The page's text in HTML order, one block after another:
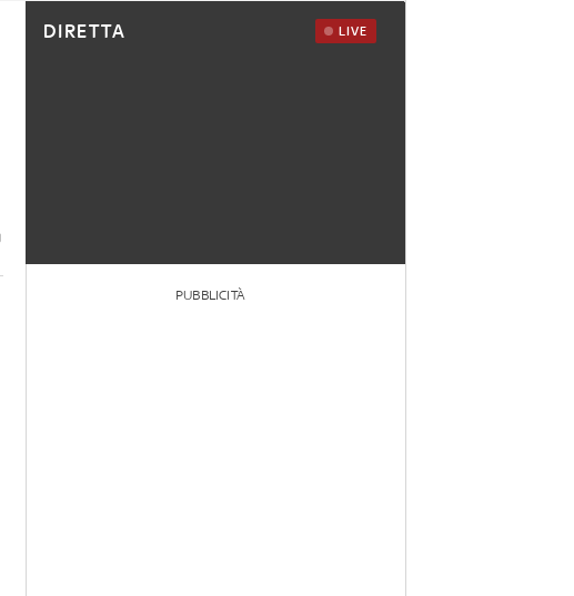
DIRETTA LIVE
PUBBLICITÀ